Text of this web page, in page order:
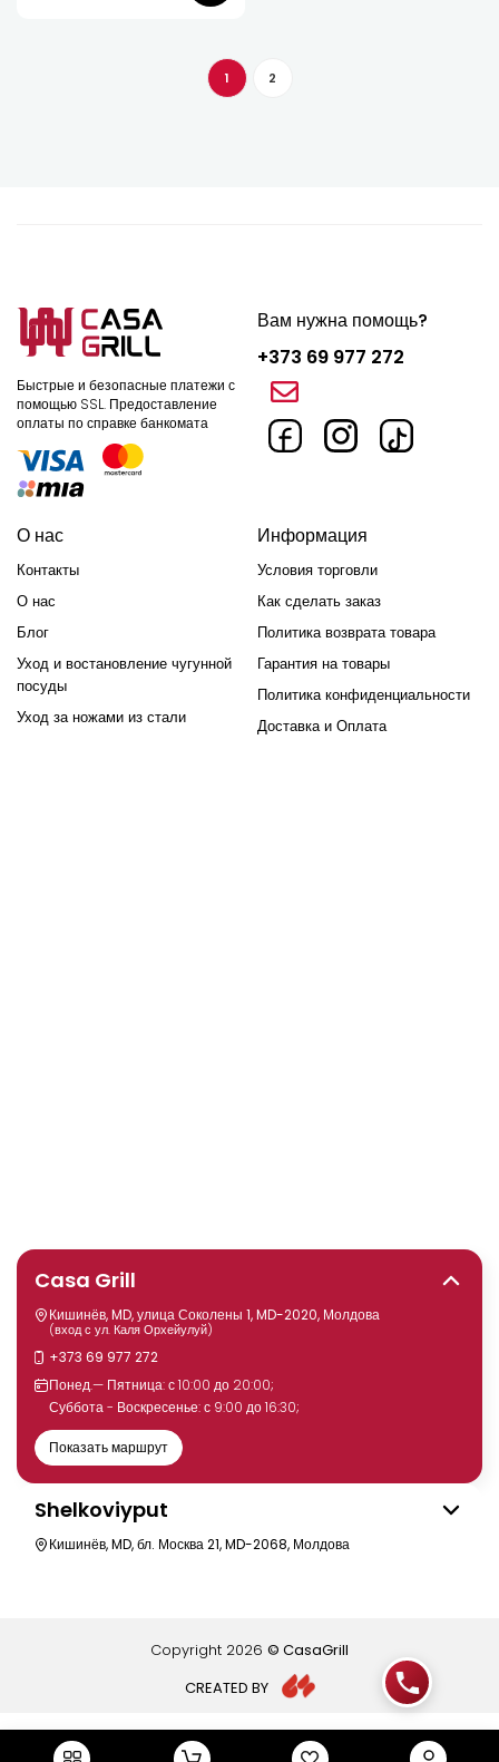
1 2
Быстрые и безопасные платежи с
помощью SSL. Предоставление
оплаты по справке банкомата
Вам нужна помощь?
+373 69 977 272
О нас
Контакты
О нас
Блог
Уход и востановление чугунной
посуды
Уход за ножами из стали
Информация
Условия торговли
Как сделать заказ
Политика возврата товара
Гарантия на товары
Политика конфиденциальности
Доставка и Оплата
Casa Grill
Кишинёв, MD, улица Соколены 1, MD-2020, Молдова
(вход с ул. Каля Орхейулуй)
+373 69 977 272
Понед.— Пятница: с 10:00 до 20:00;
Суббота - Воскресенье: с 9:00 до 16:30;
Показать маршрут
Shelkoviyput
Кишинёв, MD, бл. Москва 21, MD-2068, Молдова
Copyright 2026 © CasaGrill
CREATED BY